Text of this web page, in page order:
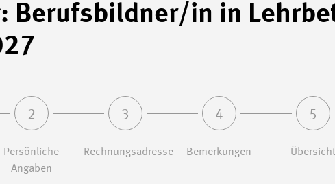
Berufsbildner/in in
2
Persönliche
Angaben
3
Rechnungsadresse
4
Bemerkungen
5
Übersicht